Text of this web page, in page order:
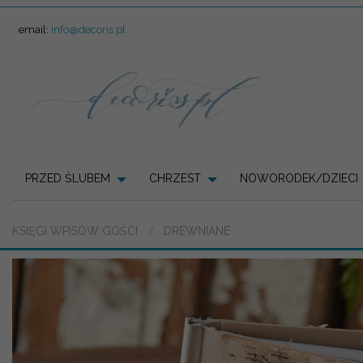
email: info@decoris.pl
PRZED ŚLUBEM CHRZEST NOWORODEK/DZIECI
KSIĘGI WPISÓW GOŚCI DREWNIANE